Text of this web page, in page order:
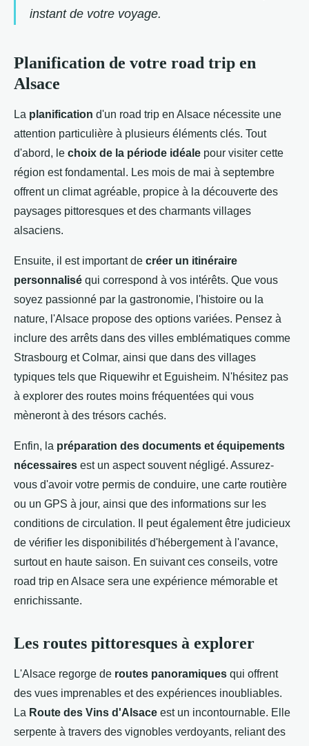
instant de votre voyage.
Planification de votre road trip en
Alsace
La planification d'un road trip en Alsace nécessite une
attention particulière à plusieurs éléments clés. Tout
d'abord, le choix de la période idéale pour visiter cette
région est fondamental. Les mois de mai à septembre
offrent un climat agréable, propice à la découverte des
paysages pittoresques et des charmants villages
alsaciens.
Ensuite, il est important de créer un itinéraire
personnalisé qui correspond à vos intérêts. Que vous
soyez passionné par la gastronomie, l'histoire ou la
nature, l'Alsace propose des options variées. Pensez à
inclure des arrêts dans des villes emblématiques comme
Strasbourg et Colmar, ainsi que dans des villages
typiques tels que Riquewihr et Eguisheim. N'hésitez pas
à explorer des routes moins fréquentées qui vous
mèneront à des trésors cachés.
Enfin, la préparation des documents et équipements
nécessaires est un aspect souvent négligé. Assurez-
vous d'avoir votre permis de conduire, une carte routière
ou un GPS à jour, ainsi que des informations sur les
conditions de circulation. Il peut également être judicieux
de vérifier les disponibilités d'hébergement à l'avance,
surtout en haute saison. En suivant ces conseils, votre
road trip en Alsace sera une expérience mémorable et
enrichissante.
Les routes pittoresques à explorer
L'Alsace regorge de routes panoramiques qui offrent
des vues imprenables et des expériences inoubliables.
La Route des Vins d'Alsace est un incontournable. Elle
serpente à travers des vignobles verdoyants, reliant des